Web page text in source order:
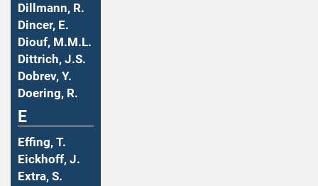
Dillmann, R.
Dincer, E.
Diouf, M.M.L.
Dittrich, J.S.
Dobrev, Y.
Doering, R.
E
Effing, T.
Eickhoff, J.
Extra, S.